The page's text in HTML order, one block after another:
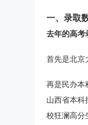
一、录取
去年的高考
首先是北京
再是民办本
山西省本科
校狂澜高分